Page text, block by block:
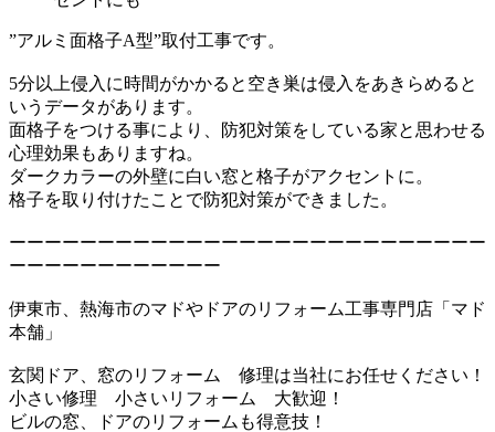
”アルミ面格子A型”取付工事です。
5分以上侵入に時間がかかると空き巣は侵入をあきらめると
いうデータがあります。
面格子をつける事により、防犯対策をしている家と思わせる
心理効果もありますね。
ダークカラーの外壁に白い窓と格子がアクセントに。
格子を取り付けたことで防犯対策ができました。
ーーーーーーーーーーーーーーーーーーーーーーーーーーー
ーーーーーーーーーーーー
伊東市、熱海市のマドやドアのリフォーム工事専門店「マド
本舗」
玄関ドア、窓のリフォーム 修理は当社にお任せください！
小さい修理 小さいリフォーム 大歓迎！
ビルの窓、ドアのリフォームも得意技！